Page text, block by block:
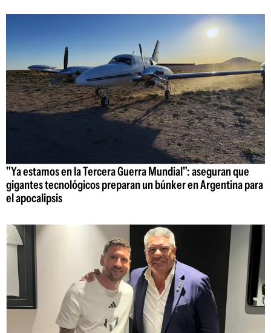
"Ya estamos en la Tercera Guerra Mundial": aseguran que
gigantes tecnológicos preparan un búnker en Argentina para
el apocalipsis